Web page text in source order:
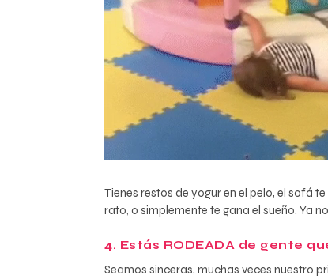
Tienes restos de yogur en el pelo, el sofá
rato, o simplemente te gana el sueño. Ya
4. Estás RODEADA de gente
Seamos sinceras, muchas veces nuestro